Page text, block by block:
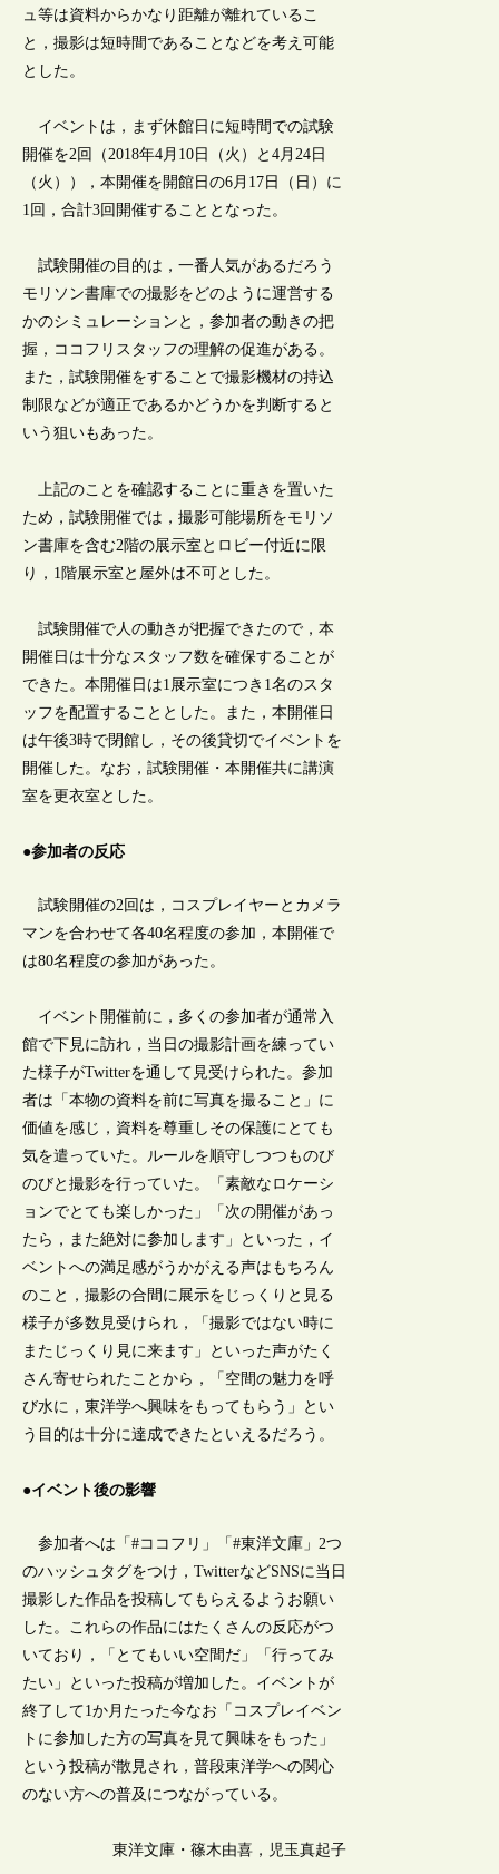
ュ等は資料からかなり距離が離れているこ
と，撮影は短時間であることなどを考え可能
とした。
イベントは，まず休館日に短時間での試験
開催を2回（2018年4月10日（火）と4月24日
（火）），本開催を開館日の6月17日（日）に
1回，合計3回開催することとなった。
試験開催の目的は，一番人気があるだろう
モリソン書庫での撮影をどのように運営する
かのシミュレーションと，参加者の動きの把
握，ココフリスタッフの理解の促進がある。
また，試験開催をすることで撮影機材の持込
制限などが適正であるかどうかを判断すると
いう狙いもあった。
上記のことを確認することに重きを置いた
ため，試験開催では，撮影可能場所をモリソ
ン書庫を含む2階の展示室とロビー付近に限
り，1階展示室と屋外は不可とした。
試験開催で人の動きが把握できたので，本
開催日は十分なスタッフ数を確保することが
できた。本開催日は1展示室につき1名のスタ
ッフを配置することとした。また，本開催日
は午後3時で閉館し，その後貸切でイベントを
開催した。なお，試験開催・本開催共に講演
室を更衣室とした。
●参加者の反応
試験開催の2回は，コスプレイヤーとカメラ
マンを合わせて各40名程度の参加，本開催で
は80名程度の参加があった。
イベント開催前に，多くの参加者が通常入
館で下見に訪れ，当日の撮影計画を練ってい
た様子がTwitterを通して見受けられた。参加
者は「本物の資料を前に写真を撮ること」に
価値を感じ，資料を尊重しその保護にとても
気を遣っていた。ルールを順守しつつものび
のびと撮影を行っていた。「素敵なロケーシ
ョンでとても楽しかった」「次の開催があっ
たら，また絶対に参加します」といった，イ
ベントへの満足感がうかがえる声はもちろん
のこと，撮影の合間に展示をじっくりと見る
様子が多数見受けられ，「撮影ではない時に
またじっくり見に来ます」といった声がたく
さん寄せられたことから，「空間の魅力を呼
び水に，東洋学へ興味をもってもらう」とい
う目的は十分に達成できたといえるだろう。
●イベント後の影響
参加者へは「#ココフリ」「#東洋文庫」2つ
のハッシュタグをつけ，TwitterなどSNSに当日
撮影した作品を投稿してもらえるようお願い
した。これらの作品にはたくさんの反応がつ
いており，「とてもいい空間だ」「行ってみ
たい」といった投稿が増加した。イベントが
終了して1か月たった今なお「コスプレイベン
トに参加した方の写真を見て興味をもった」
という投稿が散見され，普段東洋学への関心
のない方への普及につながっている。
東洋文庫・篠木由喜，児玉真起子